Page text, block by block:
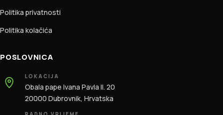
Politika privatnosti
Politika kolačića
POSLOVNICA
LOKACIJA
Obala pape Ivana Pavla II. 20
20000 Dubrovnik, Hrvatska